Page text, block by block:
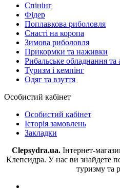
Спінінг
Фідер
Поплавкова риболовля
Снасті на коропа
Зимова риболовля
Прикормки та наживки
Рибальське обладнання та
Туризм і кемпінг
Одяг та взуття
Особистий кабінет
Особистий кабінет
Історія замовлень
Закладки
Clepsydra.ua. Інтернет-
Клепсидра. У нас ви знайдете
туризму та